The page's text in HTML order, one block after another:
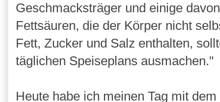
Geschmacksträger und einige
Fettsäuren, die der Körper nicht
Fett, Zucker und Salz enthalten,
täglichen Speiseplans ausmachen."
Heute habe ich meinen Tag mit